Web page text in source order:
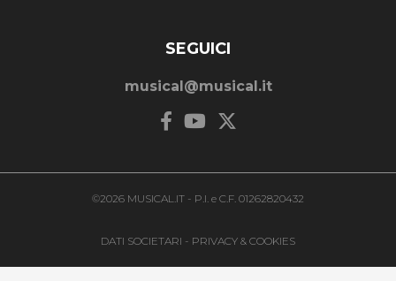
SEGUICI
musical@musical.it
©2026 MUSICAL.IT - P.I. e C.F. 01262820432
DATI SOCIETARI - PRIVACY & COOKIES